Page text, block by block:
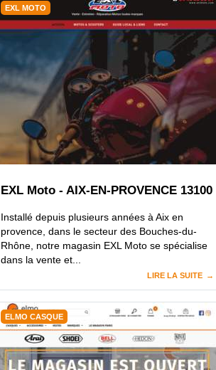
EXL MOTO
EXL Moto - AIX-EN-PROVENCE 13100
Installé depuis plusieurs années à Aix en
provence, dans le secteur des Bouches-du-
Rhône, notre magasin EXL Moto se spécialise
dans la vente et...
LIRE LA SUITE
ELMO CASQUE